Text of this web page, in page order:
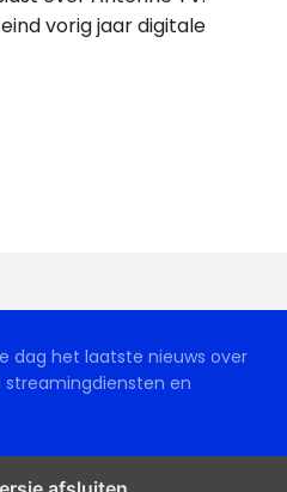
vorig jaar digitale
dag het laatste nieuws over
streamingdiensten en